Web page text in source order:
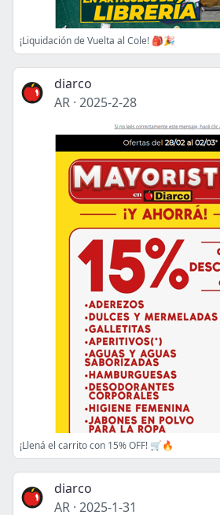
¡Liquidación de Vuelta al Cole! 🎒🎉
diarco
AR · 2025-2-28
¡Llená el carrito con 15% OFF! 🛒🔥
diarco
AR · 2025-1-31